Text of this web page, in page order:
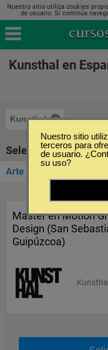
Nuestro sitio utiliza cookies
de usuario. Si continúa
Kunsthal en
Kunsthal
Seleccione la
Arte y Diseño
Master en Motion
Design (San
Guipúzcoa)
Kunsthal
Nuestro sitio
terceros para
de usuario.
su uso?